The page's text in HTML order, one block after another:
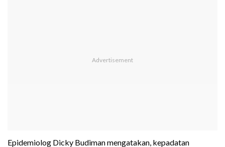
Epidemiolog Dicky Budiman mengatakan, kepadatan